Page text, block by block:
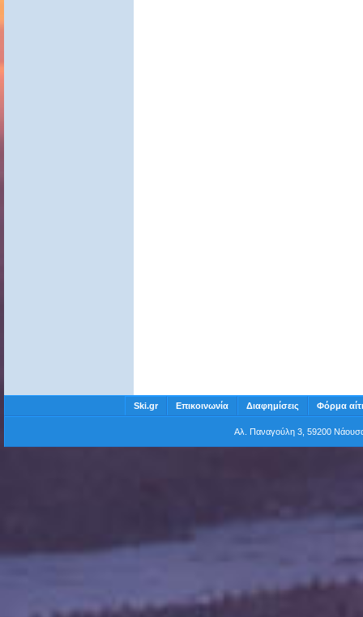
Ski.gr Επικοινωνία Διαφημίσεις Φόρμα
Αλ. Παναγούλη 3, 59200